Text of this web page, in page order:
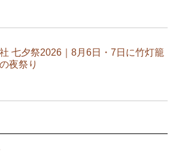
七夕祭2026｜8月6日・7日に竹灯籠
夜祭り